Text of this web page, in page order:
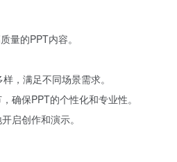
量的PPT内容。
，满足不同场景需求。
确保PPT的个性化和专业性。
启创作和演示。